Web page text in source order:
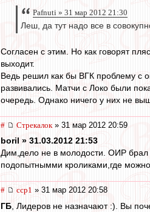
Pafnuti » 31 мар 2012 21:30
Леш, да тут надо все в
Согласен с этим. Но как говорят
выходит.
Ведь решил как бы ВГК проблему с
развивались. Матчи с Локо были
очередь. Однако ничего у них не
# Стрекалок » 31 мар 2012 20:59
boril » 31.03.2012 21:53
Дим,дело не в молодости. ОИР брал
подопытнымми кроликами,где
# ccp1 » 31 мар 2012 20:58
ГБ , Лидеров не назначают :). Вы